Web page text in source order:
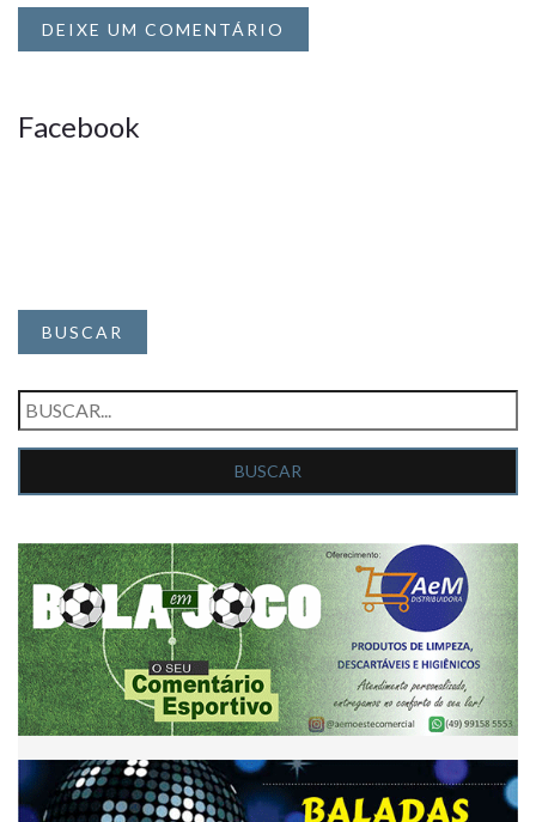
DEIXE UM COMENTÁRIO
Facebook
BUSCAR